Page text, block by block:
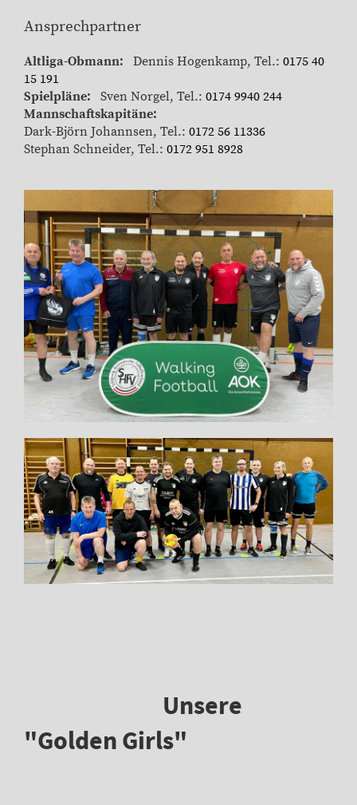
Ansprechpartner
Altliga-Obmann: Dennis Hogenkamp, Tel.: 0175 40
15 191
Spielpläne:
Sven Norgel, Tel.: 0174 9940 244
Mannschaftskapitäne:
Dark-Björn Johannsen, Tel.: 0172 56 11336
Stephan Schneider, Tel.: 0172 951 8928
Unsere
"Golden Girls"